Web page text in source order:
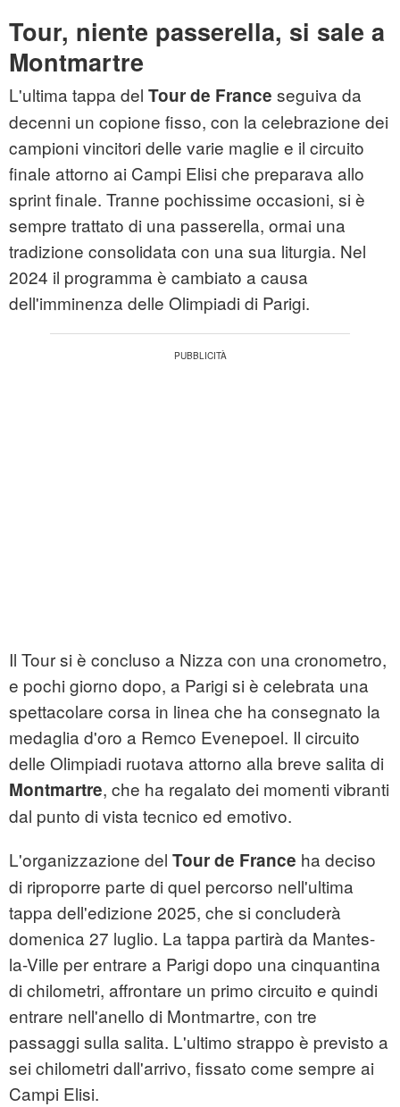
Tour, niente passerella, si sale a
Montmartre
L'ultima tappa del Tour de France seguiva da
decenni un copione fisso, con la celebrazione dei
campioni vincitori delle varie maglie e il circuito
finale attorno ai Campi Elisi che preparava allo
sprint finale. Tranne pochissime occasioni, si è
sempre trattato di una passerella, ormai una
tradizione consolidata con una sua liturgia. Nel
2024 il programma è cambiato a causa
dell'imminenza delle Olimpiadi di Parigi.
Il Tour si è concluso a Nizza con una cronometro,
e pochi giorno dopo, a Parigi si è celebrata una
spettacolare corsa in linea che ha consegnato la
medaglia d'oro a Remco Evenepoel. Il circuito
delle Olimpiadi ruotava attorno alla breve salita di
Montmartre, che ha regalato dei momenti vibranti
dal punto di vista tecnico ed emotivo.
L'organizzazione del Tour de France ha deciso
di riproporre parte di quel percorso nell'ultima
tappa dell'edizione 2025, che si concluderà
domenica 27 luglio. La tappa partirà da Mantes-
la-Ville per entrare a Parigi dopo una cinquantina
di chilometri, affrontare un primo circuito e quindi
entrare nell'anello di Montmartre, con tre
passaggi sulla salita. L'ultimo strappo è previsto a
sei chilometri dall'arrivo, fissato come sempre ai
Campi Elisi.